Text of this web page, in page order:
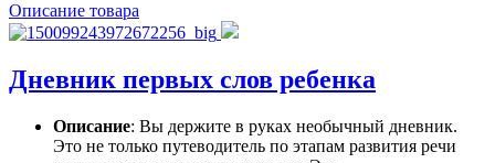
Описание товара
Дневник первых слов ребенка
Описание: Вы держите в руках необычный дневник.
Это не только путеводитель по этапам развития речи